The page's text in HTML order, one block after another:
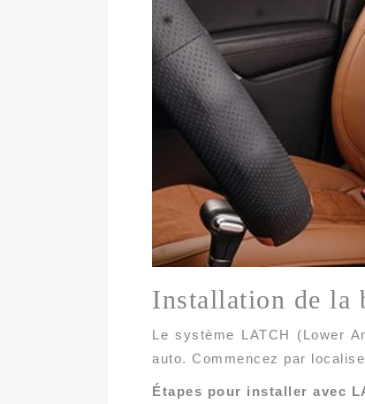
Installation de la
Le système LATCH (Lower
auto. Commencez par
Étapes pour installer avec